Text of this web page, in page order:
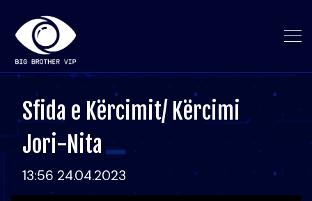
Sfida e Kërcimit/ Kërcimi
Jori-Nita
13:56 24.04.2023